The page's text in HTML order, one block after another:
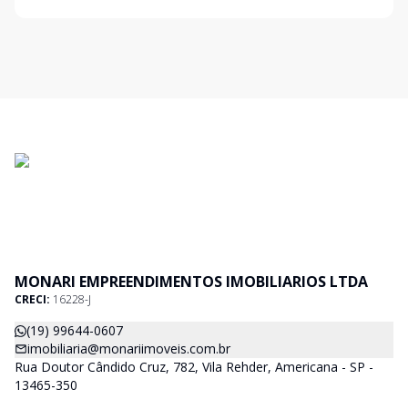
MONARI EMPREENDIMENTOS IMOBILIARIOS LTDA
CRECI: 16228-J
(19) 99644-0607
imobiliaria@monariimoveis.com.br
Rua Doutor Cândido Cruz, 782, Vila Rehder, Americana - SP -
13465-350